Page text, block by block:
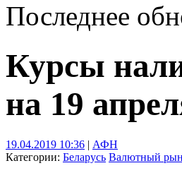
Последнее
Курсы
на 19
19.04.2019 10:36 | АФН
Категории: Беларусь Валютный